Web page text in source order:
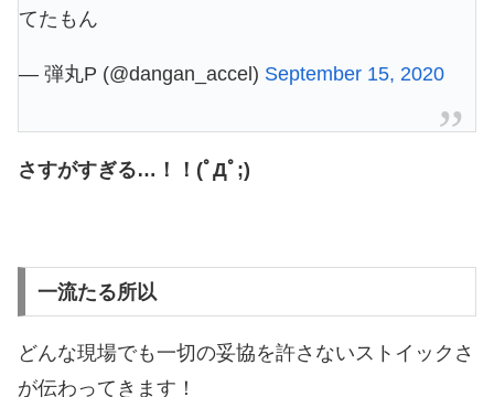
てたもん
— 弾丸P (@dangan_accel) September 15, 2020
さすがすぎる…！！(ﾟДﾟ;)
一流たる所以
どんな現場でも一切の妥協を許さないストイックさ
が伝わってきます！